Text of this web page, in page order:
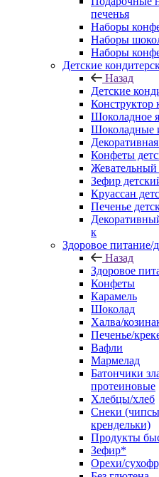
печенья
Наборы
Наборы
Наборы
Детские
Назад
Детские
Конструктор
Шоколадное
Шоколадные
Конфеты
Жевательный
Зефир
Круассан
Печенье
к
Здоровое питание/
Назад
Здоровое
Конфеты
Карамель
Шоколад
Халва/
Печенье/
Вафли
Мармелад
Батончики
протеиновые
Хлебцы/хлеб
Снеки
крендельки)
Продукты
Зефир*
Орехи/